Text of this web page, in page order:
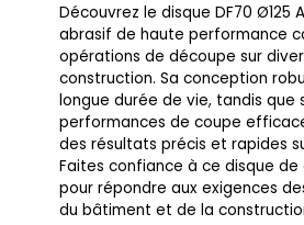
Découvrez le disque DF70 Ø125
abrasif de haute performance
opérations de découpe sur
construction. Sa conception
longue durée de vie, tandis que
performances de coupe
des résultats précis et rapides
Faites confiance à ce disque
pour répondre aux exigences
du bâtiment et de la